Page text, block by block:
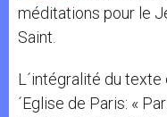
méditations pour le
Saint.
L´intégralité du texte
´Eglise de Paris: «